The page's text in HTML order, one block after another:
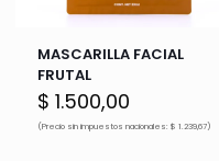
MASCARILLA FACIAL
FRUTAL
$ 1.500,00
(Precio sin impuestos nacionales: $ 1.239,67)